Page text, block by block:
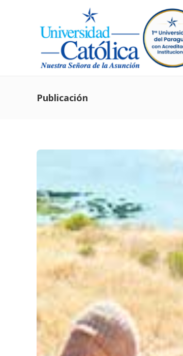
Publicación